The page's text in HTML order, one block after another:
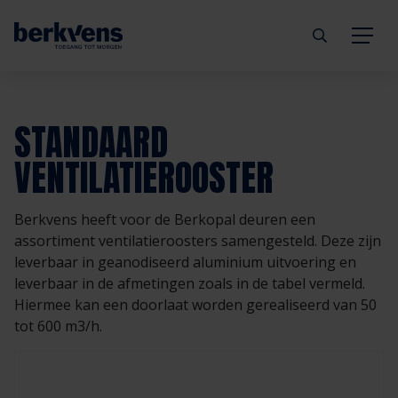
Deuren
Kozijnen
Hang- & sluitwerk
Diensten
Eengezinswoning
Meergezinswoning
Utiliteitsgebouw
Prefab woning
Aannemer
Architect
Projectontwikkelaar
Handelspartner
Inbraakwerend
Brandwerend
Geluidwerend
Rookwerend
mijndeur.nl
Webshop
Inspiratie
Verkooppunten
Blog
Organisatie
Duurzaamheid
GND Garantiedeuren
STANDAARD
VENTILATIEROOSTER
Berkvens heeft voor de Berkopal deuren een
assortiment ventilatieroosters samengesteld. Deze zijn
leverbaar in geanodiseerd aluminium uitvoering en
leverbaar in de afmetingen zoals in de tabel vermeld.
Hiermee kan een doorlaat worden gerealiseerd van 50
tot 600 m3/h.